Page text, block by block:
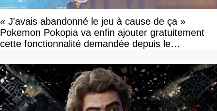
« J'avais abandonné le jeu à cause de ça »
Pokemon Pokopia va enfin ajouter gratuitement
cette fonctionnalité demandée depuis le